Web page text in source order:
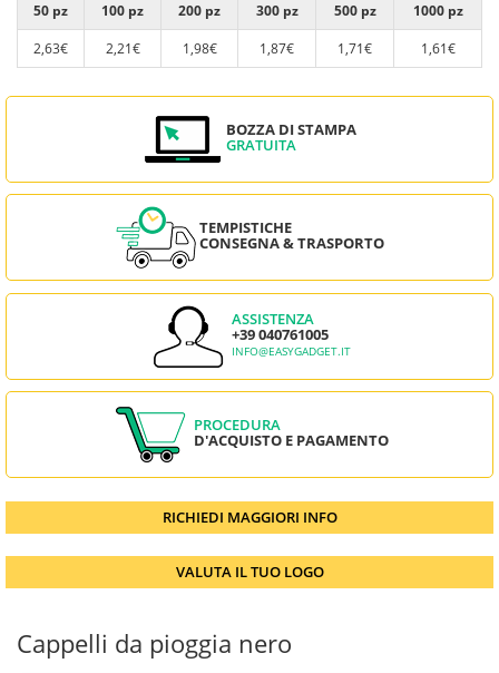
50 pz 100 pz 200 pz 300 pz 500 pz
1000 pz
2,63€
2,21€ 1,98€ 1,87€ 1,71€ 1,61€
BOZZA DI STAMPA
GRATUITA
TEMPISTICHE
CONSEGNA & TRASPORTO
ASSISTENZA
+39 040761005
INFO@EASYGADGET.IT
PROCEDURA
D'ACQUISTO E PAGAMENTO
RICHIEDI MAGGIORI INFO
VALUTA IL TUO LOGO
Cappelli da pioggia nero